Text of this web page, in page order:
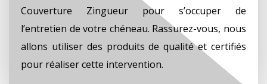
Couverture Zingueur pour s’occuper de
l’entretien de votre chéneau. Rassurez-vous, nous
allons utiliser des produits de qualité et certifiés
pour réaliser cette intervention.